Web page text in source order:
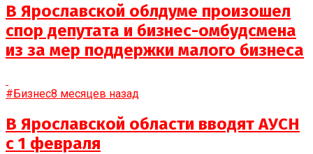
В Ярославской облдуме произошел
спор депутата и бизнес-омбудсмена
из за мер поддержки малого бизнеса
#Бизнес8 месяцев назад
В Ярославской области вводят АУСН
с 1 февраля